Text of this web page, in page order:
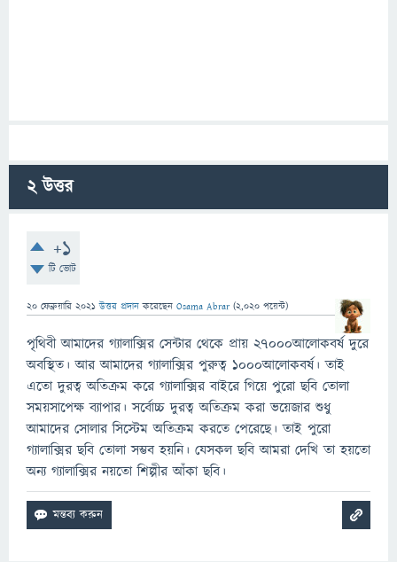
2উত্তর
+1
টি ভোট
20 ফেব্রুয়ারি 2021 উত্তর প্রদান করেছেন Osama Abrar (2,020 পয়েন্ট)
পৃথিবী আমাদের গ্যালাক্সির সেন্টার থেকে প্রায় ২৭০০০আলোকবর্ষ দুরে
অবস্থিত। আর আমাদের গ্যালাক্সির পুরুত্ব ১০০০আলোকবর্ষ। তাই
এতো দুরত্ব অতিক্রম করে গ্যালাক্সির বাইরে গিয়ে পুরো ছবি তোলা
সময়সাপেক্ষ ব্যাপার। সর্বোচ্চ দুরত্ব অতিক্রম করা ভয়েজার শুধু
আমাদের সোলার সিস্টেম অতিক্রম করতে পেরেছে। তাই পুরো
গ্যালাক্সির ছবি তোলা সম্ভব হয়নি। যেসকল ছবি আমরা দেখি তা হয়তো
অন্য গ্যালাক্সির নয়তো শিল্পীর আঁকা ছবি।